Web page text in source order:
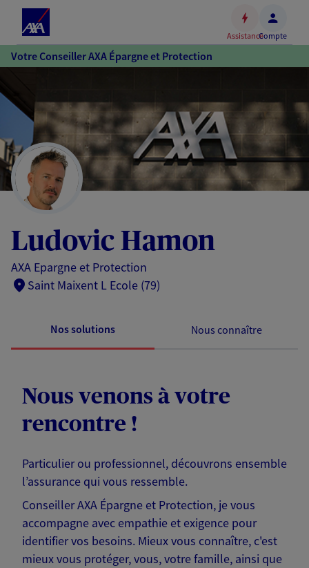
Accéder
au
Accéder
au
pied
de
page
AssistanceCompte
Votre Conseiller AXA Épargne et Protection
Ludovic Hamon
AXA Epargne et Protection
Saint Maixent L Ecole (79)
Nos solutions Nous connaître
Nous venons à votre
rencontre !
Particulier ou professionnel, découvrons ensemble
l’assurance qui vous ressemble.
Conseiller AXA Épargne et Protection, je vous
accompagne avec empathie et exigence pour
identifier vos besoins. Mieux vous connaître, c'est
mieux vous protéger, vous, votre famille, ainsi que